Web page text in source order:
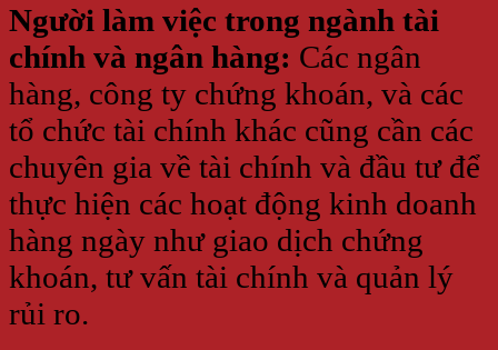
Người làm việc trong ngành tài
chính và ngân hàng: Các ngân
hàng, công ty chứng khoán, và các
tổ chức tài chính khác cũng cần các
chuyên gia về tài chính và đầu tư để
thực hiện các hoạt động kinh doanh
hàng ngày như giao dịch chứng
khoán, tư vấn tài chính và quản lý
rủi ro.